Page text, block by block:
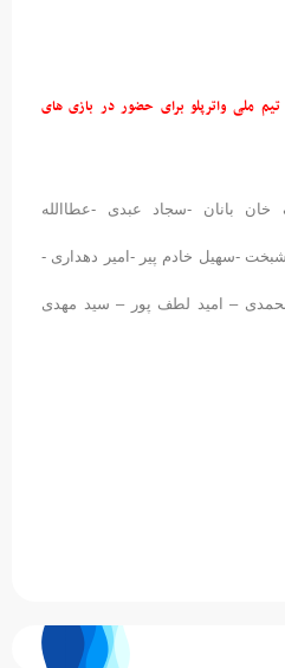
ملی واترپلو برای حضور در بازی های
بانان -سجاد عبدی -عطاالله
-سهیل خادم پیر -امیر دهداری -
– امید لطف پور – سید مهدی